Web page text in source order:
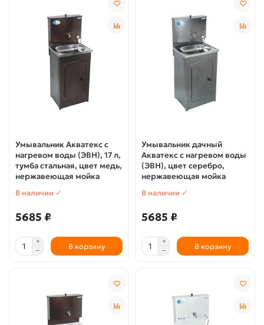
Умывальник Акватекс с
нагревом воды (ЭВН), 17 л,
тумба стальная, цвет медь,
нержавеющая мойка
В наличии ✓
5685 ₽
В корзину
Умывальник дачный
Акватекс с нагревом воды
(ЭВН), цвет серебро,
нержавеющая мойка
В наличии ✓
5685 ₽
В корзину